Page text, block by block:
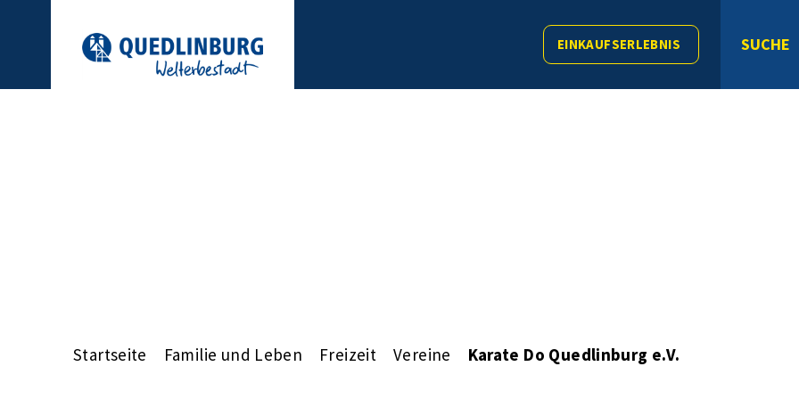
EINKAUFSERLEBNIS SUCHE
Startseite Familie und Leben Freizeit Vereine Karate Do Quedlinburg e.V.